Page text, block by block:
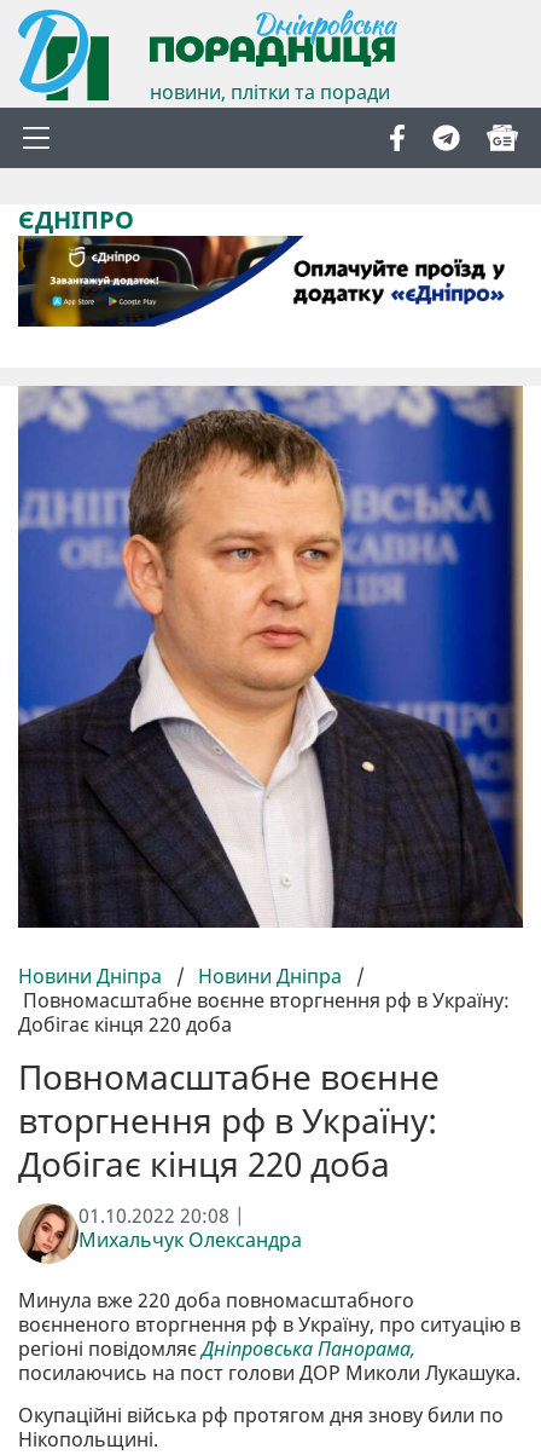
новини, плітки та поради
ЄДНІПРО
Новини Дніпра / Новини Дніпра
/
Повномасштабне воєнне вторгнення рф в Україну:
Добігає кінця 220 доба
Повномасштабне воєнне
вторгнення рф в Україну:
Добігає кінця 220 доба
01.10.2022 20:08 |
Михальчук Олександра
Минула вже 220 доба повномасштабного
воєнненого вторгнення рф в Україну, про ситуацію в
регіоні повідомляєДніпровська Панорама,
посилаючись на пост голови ДОР Миколи Лукашука.
Окупаційні війська рф протягом дня знову били по
Нікопольщині.